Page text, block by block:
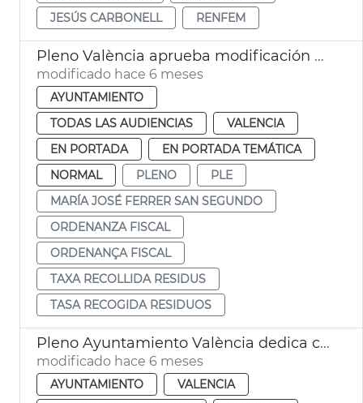
JESÚS CARBONELL
RENFEM
Pleno València aprueba modificación ordenanza tasa recogida residuos
modificado hace 6 meses
AYUNTAMIENTO
TODAS LAS AUDIENCIAS
VALENCIA
EN PORTADA
EN PORTADA TEMÁTICA
NORMAL
PLENO
PLE
MARÍA JOSÉ FERRER SAN SEGUNDO
ORDENANZA FISCAL
ORDENANÇA FISCAL
TAXA RECOLLIDA RESIDUS
TASA RECOGIDA RESIDUOS
Pleno Ayuntamiento València dedica calle Pérez Casado
modificado hace 6 meses
AYUNTAMIENTO
VALENCIA